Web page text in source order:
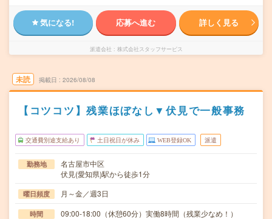
気になる! 応募へ進む 詳しく見る
派遣会社 株式会社スタッフサービス
未読 掲載日 2026/08/08
【コツコツ】残業ほぼなし▼伏見で一般事務
交通費別途支給あり 土日祝日が休み WEB登録OK 派遣
勤務地
名古屋市中区
伏見(愛知県)駅から徒歩1分
曜日頻度 月～金／週3日
時間 09:00-18:00（休憩60分）実働8時間（残業少なめ！）